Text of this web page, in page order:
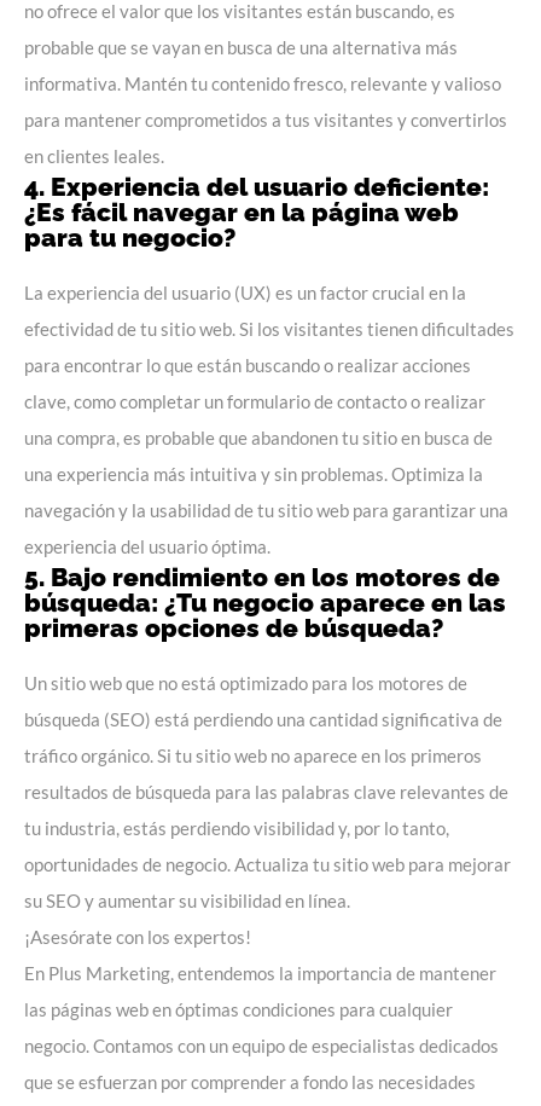
no ofrece el valor que los visitantes están buscando, es
probable que se vayan en busca de una alternativa más
informativa. Mantén tu contenido fresco, relevante y valioso
para mantener comprometidos a tus visitantes y convertirlos
en clientes leales.
4. Experiencia del usuario deficiente:
¿Es fácil navegar en la página web
para tu negocio?
La experiencia del usuario (UX) es un factor crucial en la
efectividad de tu sitio web. Si los visitantes tienen dificultades
para encontrar lo que están buscando o realizar acciones
clave, como completar un formulario de contacto o realizar
una compra, es probable que abandonen tu sitio en busca de
una experiencia más intuitiva y sin problemas. Optimiza la
navegación y la usabilidad de tu sitio web para garantizar una
experiencia del usuario óptima.
5. Bajo rendimiento en los motores de
búsqueda: ¿Tu negocio aparece en las
primeras opciones de búsqueda?
Un sitio web que no está optimizado para los motores de
búsqueda (SEO) está perdiendo una cantidad significativa de
tráfico orgánico. Si tu sitio web no aparece en los primeros
resultados de búsqueda para las palabras clave relevantes de
tu industria, estás perdiendo visibilidad y, por lo tanto,
oportunidades de negocio. Actualiza tu sitio web para mejorar
su SEO y aumentar su visibilidad en línea.
¡Asesórate con los expertos!
En Plus Marketing, entendemos la importancia de mantener
las páginas web en óptimas condiciones para cualquier
negocio. Contamos con un equipo de especialistas dedicados
que se esfuerzan por comprender a fondo las necesidades